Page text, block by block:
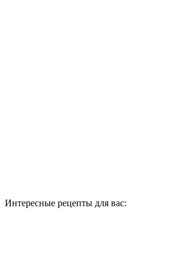
Интересные рецепты для вас: